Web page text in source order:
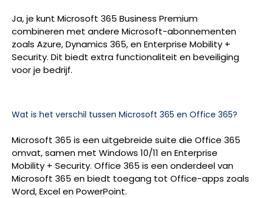
Ja, je kunt Microsoft 365 Business Premium
combineren met andere Microsoft-abonnementen
zoals Azure, Dynamics 365, en Enterprise Mobility +
Security. Dit biedt extra functionaliteit en beveiliging
voor je bedrijf.
Wat is het verschil tussen Microsoft 365 en Office 365?
Microsoft 365 is een uitgebreide suite die Office 365
omvat, samen met Windows 10/11 en Enterprise
Mobility + Security. Office 365 is een onderdeel van
Microsoft 365 en biedt toegang tot Office-apps zoals
Word, Excel en PowerPoint.